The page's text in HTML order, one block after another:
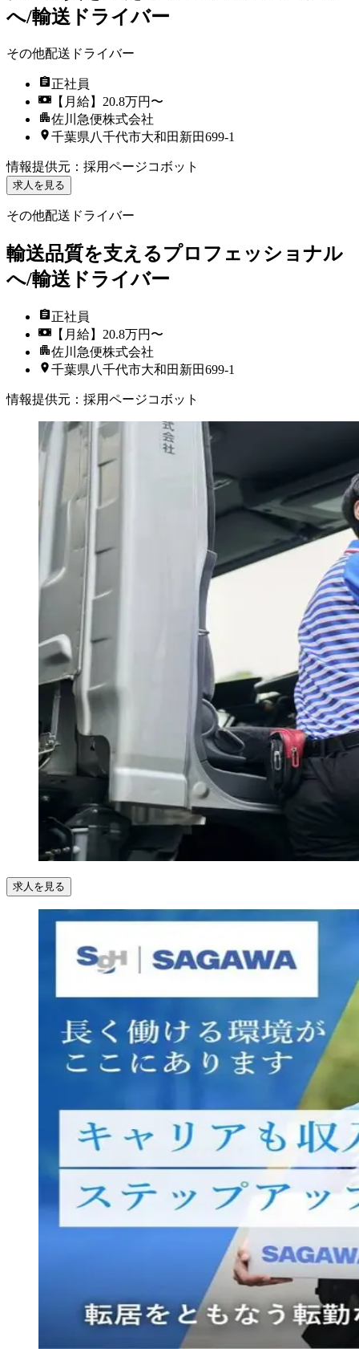
へ/輸送ドライバー
その他配送ドライバー
正社員
【月給】20.8万円〜
佐川急便株式会社
千葉県八千代市大和田新田699-1
情報提供元 ： 採用ページコボット
求人を見る
その他配送ドライバー
輸送品質を支えるプロフェッショナル
へ/輸送ドライバー
正社員
【月給】20.8万円〜
佐川急便株式会社
千葉県八千代市大和田新田699-1
情報提供元 ： 採用ページコボット
求人を見る